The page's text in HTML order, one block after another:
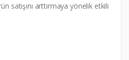
satışını arttırmaya yönelik etkili